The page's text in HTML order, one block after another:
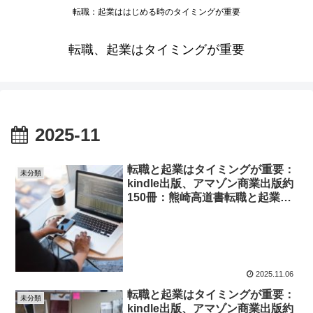
転職：起業ははじめる時のタイミングが重要
転職、起業はタイミングが重要
2025-11
未分類
転職と起業はタイミングが重要：
kindle出版、アマゾン商業出版約
150冊：熊崎高道書転職と起業は
2025.11.06
未分類
転職と起業はタイミングが重要：
kindle出版、アマゾン商業出版約